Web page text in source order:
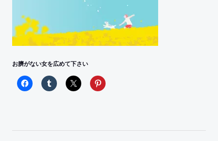
お臍がない女を広めて下さい